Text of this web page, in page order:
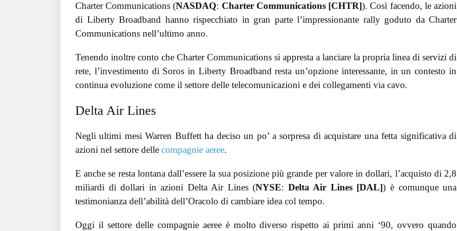
Charter Communications (NASDAQ: Charter Communications [CHTR]). Così facendo, le azioni
di Liberty Broadband hanno rispecchiato in gran parte l’impressionante rally goduto da Charter
Communications nell’ultimo anno.
Tenendo inoltre conto che Charter Communications si appresta a lanciare la propria linea di servizi di
rete, l’investimento di Soros in Liberty Broadband resta un’opzione interessante, in un contesto in
continua evoluzione come il settore delle telecomunicazioni e dei collegamenti via cavo.
Delta Air Lines
Negli ultimi mesi Warren Buffett ha deciso un po’ a sorpresa di acquistare una fetta significativa di
azioni nel settore delle compagnie aeree.
E anche se resta lontana dall’essere la sua posizione più grande per valore in dollari, l’acquisto di 2,8
miliardi di dollari in azioni Delta Air Lines (NYSE: Delta Air Lines [DAL]) è comunque una
testimonianza dell’abilità dell’Oracolo di cambiare idea col tempo.
Oggi il settore delle compagnie aeree è molto diverso rispetto ai primi anni ‘90, ovvero quando